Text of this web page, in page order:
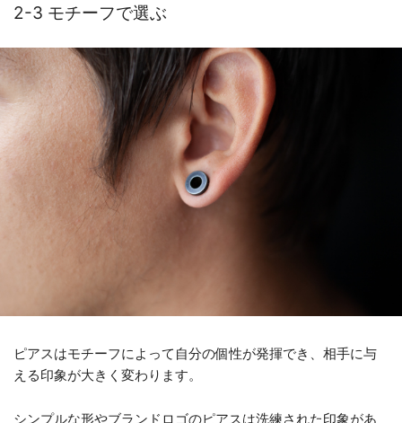
2-3 モチーフで選ぶ
ピアスはモチーフによって自分の個性が発揮でき、相手に与
える印象が大きく変わります。
シンプルな形やブランドロゴのピアスは洗練された印象があ